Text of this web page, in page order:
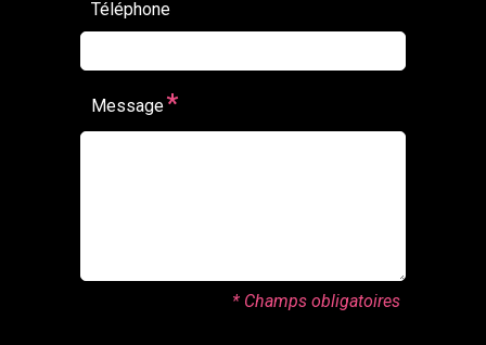
Téléphone
Message*
* Champs obligatoires